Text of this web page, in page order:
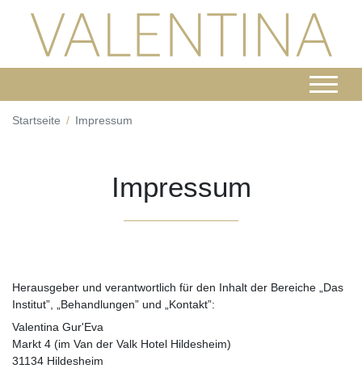
Startseite Impressum
Impressum
Herausgeber und verantwortlich für den Inhalt der Bereiche „Das
Institut”, „Behandlungen” und „Kontakt”:
Valentina Gur'Eva
Markt 4 (im Van der Valk Hotel Hildesheim)
31134 Hildesheim